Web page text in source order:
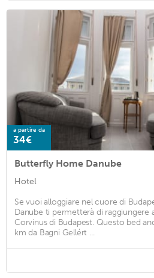
a partire da
34€
Butterfly Home Danube
Hotel
Se vuoi alloggiare nel cuore di
Danube ti permetterà di raggiungere
Corvinus di Budapest. Questo bed
km da Bagni Gellért ...